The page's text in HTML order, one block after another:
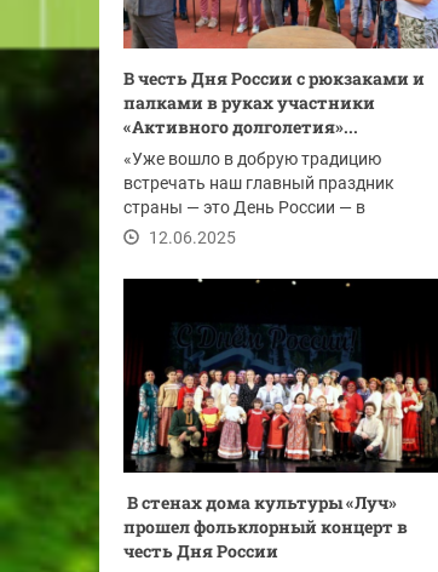
В честь Дня России с рюкзаками и
палками в руках участники
«Активного долголетия»...
«Уже вошло в добрую традицию
встречать наш главный праздник
страны — это День России — в
спортивном настроении, в...
12.06.2025
В стенах дома культуры «Луч»
прошел фольклорный концерт в
честь Дня России